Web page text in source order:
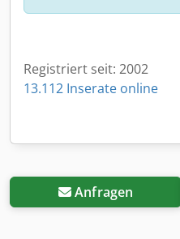
Registriert seit: 2002
13.112 Inserate online
Anfragen